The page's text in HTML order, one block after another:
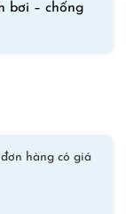
bơi – chống
hàng có giá